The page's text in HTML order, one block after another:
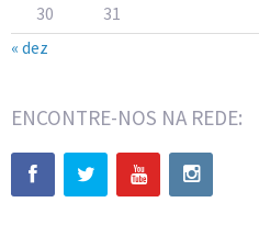
30
31
« dez
ENCONTRE-NOS NA REDE: